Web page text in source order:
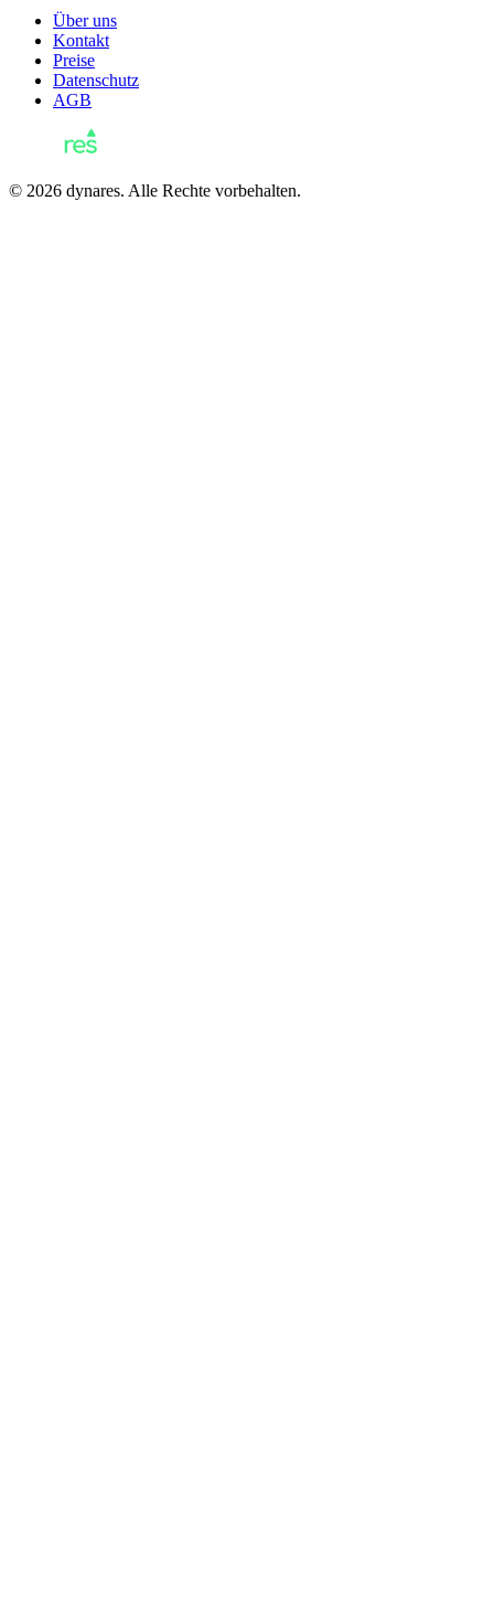
Über uns
Kontakt
Preise
Datenschutz
AGB
© 2026 dynares. Alle Rechte vorbehalten.